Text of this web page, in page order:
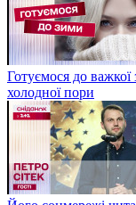
Готуємося до
холодної пори